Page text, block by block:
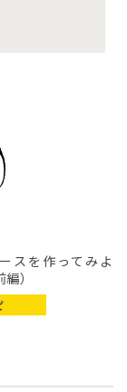
スを作ってみよ
）